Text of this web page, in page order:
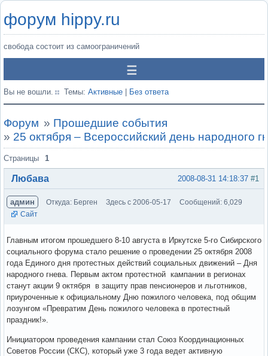
форум hippy.ru
свобода состоит из самоограничений
Вы не вошли. Темы: Активные Без ответа
Форум » Прошедшие события
» 25 октября – Всероссийский день народного
Страницы 1
#1
2008-08-31 14:18:37
Любава
админ Откуда: Берген Здесь с 2006-05-17
Сообщений: 6,029
Сайт
Главным итогом прошедшего 8-10 августа в Иркутске 5-го Сибирского
социального форума стало решение о проведении 25 октября 2008
года Единого дня протестных действий социальных движений – Дня
народного гнева. Первым актом протестной кампании в регионах
станут акции 9 октября в защиту прав пенсионеров и льготников,
приуроченные к официальному Дню пожилого человека, под общим
лозунгом «Превратим День пожилого человека в протестный
праздник!».
Инициатором проведения кампании стал Союз Координационных
Советов России (СКС), который уже 3 года ведет активную